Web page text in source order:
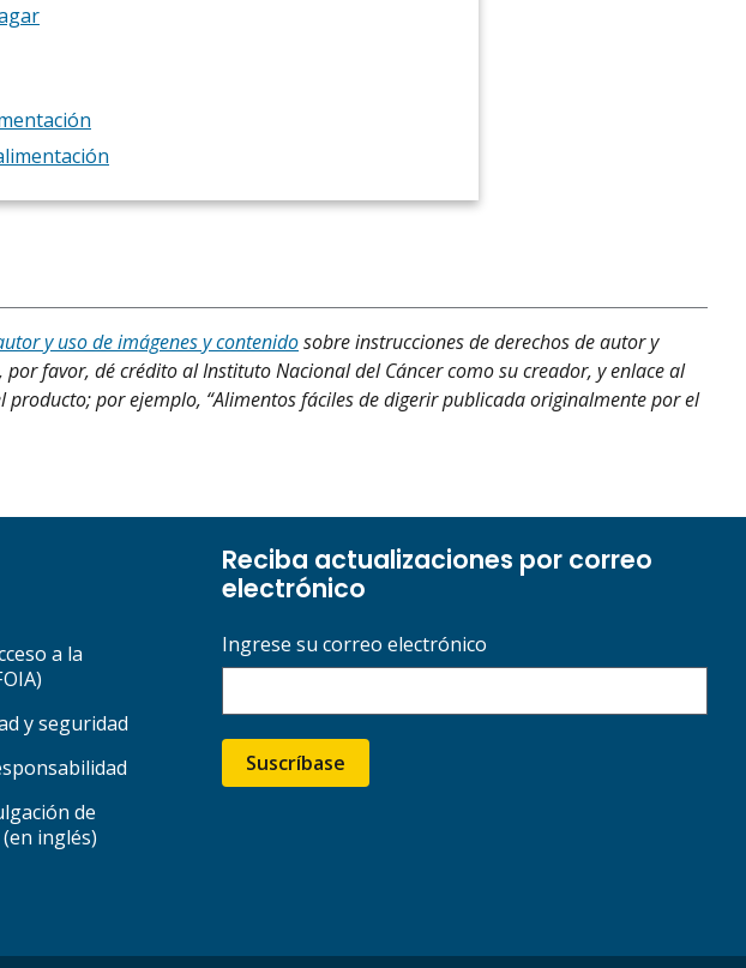
y uso de imágenes y contenidosobre instrucciones de derechos de autor y
favor, dé crédito al Instituto Nacional del Cáncer como su creador, y enlace al
por ejemplo, “Alimentos fáciles de digerir publicada originalmente por el
a la
y seguridad
de
inglés)
Reciba actualizaciones por correo
electrónico
Ingrese su correo electrónico
Suscríbase